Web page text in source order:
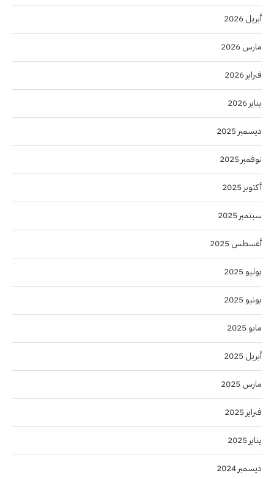
أبريل 2026
مارس 2026
فبراير 2026
يناير 2026
ديسمبر 2025
نوفمبر 2025
أكتوبر 2025
سبتمبر 2025
أغسطس 2025
يوليو 2025
يونيو 2025
مايو 2025
أبريل 2025
مارس 2025
فبراير 2025
يناير 2025
ديسمبر 2024